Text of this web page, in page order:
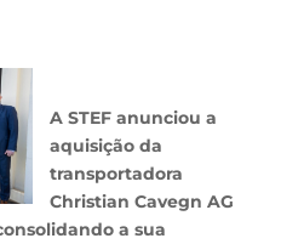
A STEF anunciou a
aquisição da
transportadora
Christian Cavegn AG
a sua